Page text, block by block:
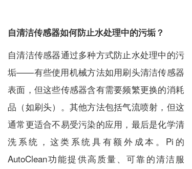
自清洁传感器如何防止水处理中的污垢？
自清洁传感器通过多种方式防止水处理中的污
垢——有些使用机械方法如用刷头清洁传感器
表面，但这些传感器含有需要频繁更换的消耗
品（如刷头）。其他方法包括气流喷射，但这
通常更适合不易受污染的应用，最后是化学清
洗系统，这类系统具有额外成本。Pi的
AutoClean功能提供高质量、可靠的清洁服